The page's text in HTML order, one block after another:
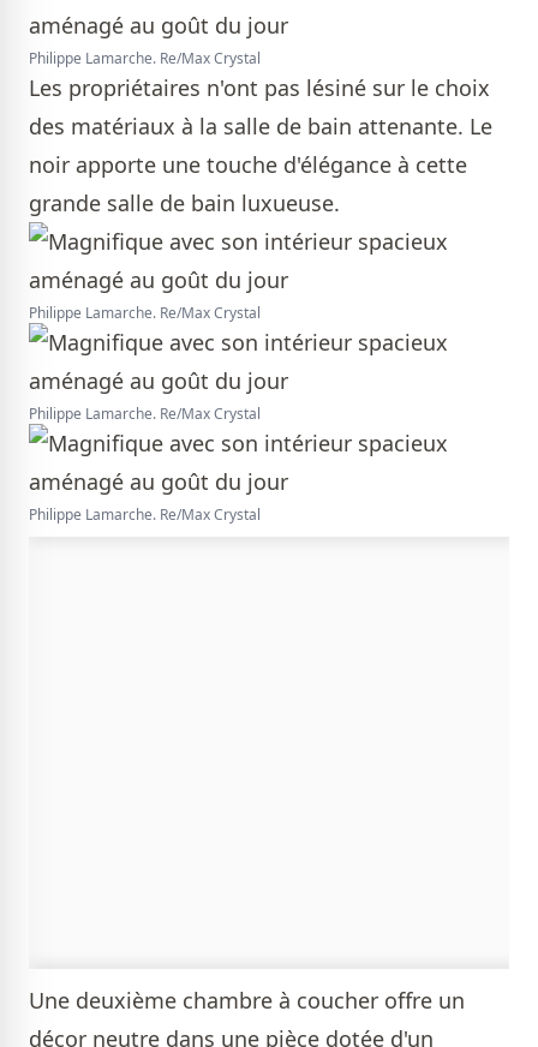
Philippe Lamarche. Re/Max Crystal
Les propriétaires n'ont pas lésiné sur le choix
des matériaux à la salle de bain attenante. Le
noir apporte une touche d'élégance à cette
grande salle de bain luxueuse.
Philippe Lamarche. Re/Max Crystal
Philippe Lamarche. Re/Max Crystal
Philippe Lamarche. Re/Max Crystal
Une deuxième chambre à coucher offre un
décor neutre dans une pièce dotée d'un